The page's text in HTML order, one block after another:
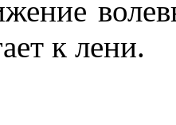
к лени.